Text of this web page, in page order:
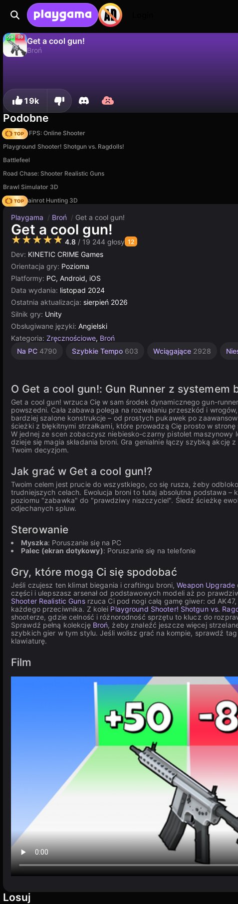
Get a cool gun!
Broń
19k
Podobne
Hazmob FPS: Online Shooter
Playground Shooter! Shotgun vs. Ragdolls!
Battlefeel
Road Chase: Shooter Realistic Guns
Brawl Simulator 3D
Italian Brainrot Hunting 3D
Playgama / Broń / Get a cool gun!
Get a cool gun!
★★★★★ 4.8 / 19 244 głosy 12
Dev: KINETIC CRIME Games
Orientacja gry: Pozioma
Platformy: PC, Android, iOS
Data wydania: listopad 2024
Ostatnia aktualizacja: sierpień 2026
Silnik gry: Unity
Obsługiwane języki: Angielski
Kategoria: Zręcznościowe, Broń
Na PC 4790 Szybkie Tempo 603 Wciągające 2928
Rosyjskie
Multiplayer
Unity
O Get a cool gun!: Gun Runner z systemem
Get a cool gun! wrzuca Cię w sam środek dynamicznego gun-
powszedni. Cała zabawa polega na rozwalaniu przeszkód i
bardziej szalone konstrukcje – od prostych pukawek po
ścieżki z błękitnymi strzałkami, które prowadzą Cię prosto w
W jednej ze scen zobaczysz niebiesko-czarny pistolet
dzieje się magia składania broni. Gra genialnie łączy szybką
Twoim decyzjom.
Jak grać w Get a cool gun!?
Twoim celem jest prucie do wszystkiego, co się rusza, żeby
trudniejszych celach. Ewolucja broni to tutaj absolutna podstawa –
poziomu "zabawka" do "prawdziwy niszczyciel". Śledź ścieżkę
odjechanych spluw.
Sterowanie
Myszka: Poruszanie się na PC
Palec (ekran dotykowy): Poruszanie się na telefonie
Gry, które mogą Ci się spodobać
Jeśli czujesz ten klimat biegania i craftingu broni,Weapon Upgrade
części i ulepszasz arsenał od podstawowych modeli aż po
Shooter Realistic Gunsrzuca Ci pod nogi całą gamę giwer: od
każdego przeciwnika. Z kolei Playground Shooter! Shotgun vs.
shooterze, gdzie celność i różnorodność sprzętu to klucz do
Sprawdź pełną kolekcję Broń, żeby znaleźć jeszcze więcej
szybkich gier w tym stylu. Jeśli wolisz grać na kompie, sprawdź tag
klawiaturę.
Film
Losuj